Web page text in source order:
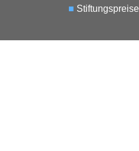
■ Stiftungspreise